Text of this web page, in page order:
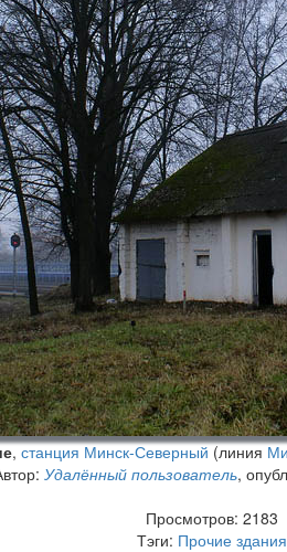
,станция Минск-Северный (линия
Удалённый пользователь,
Просмотров: 2183
Тэги: Прочие здания